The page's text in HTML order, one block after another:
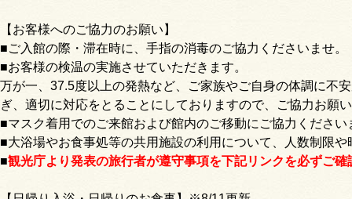
【お客様へのご協力のお願い】
■ご入館の際・滞在時に、手指の消毒のご協力くださいませ。
■お客様の検温の実施させていただきます。
万が一、37.5度以上の発熱など、ご家族やご自身の体調に不
ぎ、適切に対応をとることにしておりますので、ご協力お願
■マスク着用でのご来館および館内のご移動にご協力ください
■大浴場やお食事処等の共用施設の利用について、人数制限
■観光庁より発表の旅行者が遵守事項を下記リンクを必ずご確